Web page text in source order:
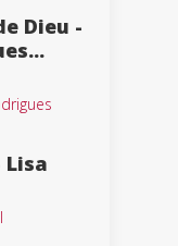
Dieu -
Lisa